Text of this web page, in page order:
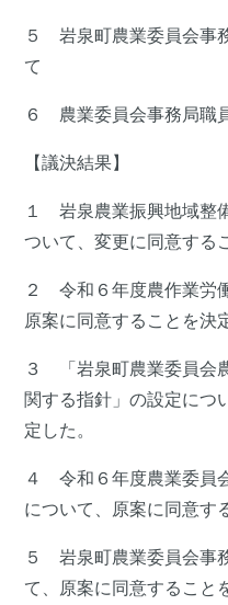
５ 岩泉町農業委員会事
て
６ 農業委員会事務局職
【議決結果】
１ 岩泉農業振興地域整
ついて、変更に同意する
２ 令和６年度農作業労
原案に同意することを決
３ 「岩泉町農業委員会
関する指針」の設定につ
定した。
４ 令和６年度農業委員
について、原案に同意す
５ 岩泉町農業委員会事
て、原案に同意すること